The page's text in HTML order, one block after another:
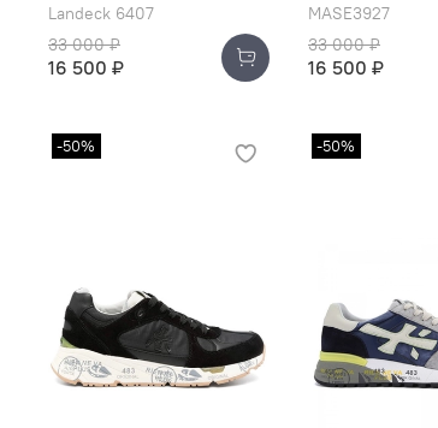
Landeck 6407
33 000 ₽
16 500 ₽
MASE3927
33 000 ₽
16 500 ₽
-50% -50%